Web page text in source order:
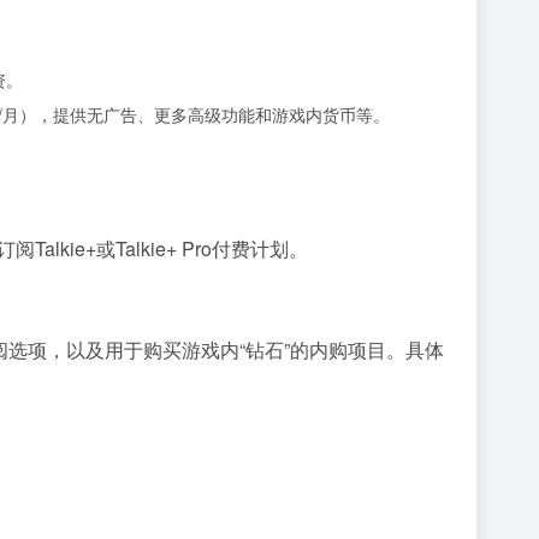
，提供无广告、更多高级功能和游戏内货币等。
Talkie+或Talkie+ Pro付费计划。
项，以及用于购买游戏内“钻石”的内购项目。具体